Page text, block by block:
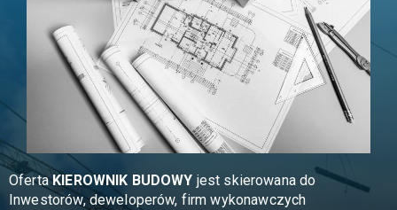
OfertaKIEROWNIK BUDOWY jest skierowana do
Inwestorów, deweloperów, firm wykonawczych